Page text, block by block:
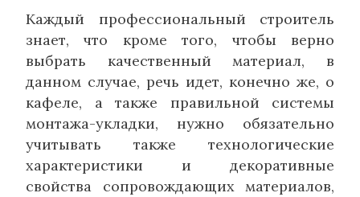
Каждый профессиональный строитель
знает, что кроме того, чтобы верно
выбрать качественный материал, в
данном случае, речь идет, конечно же, о
кафеле, а также правильной системы
монтажа-укладки, нужно обязательно
учитывать также технологические
характеристики и декоративные
свойства сопровождающих материалов,